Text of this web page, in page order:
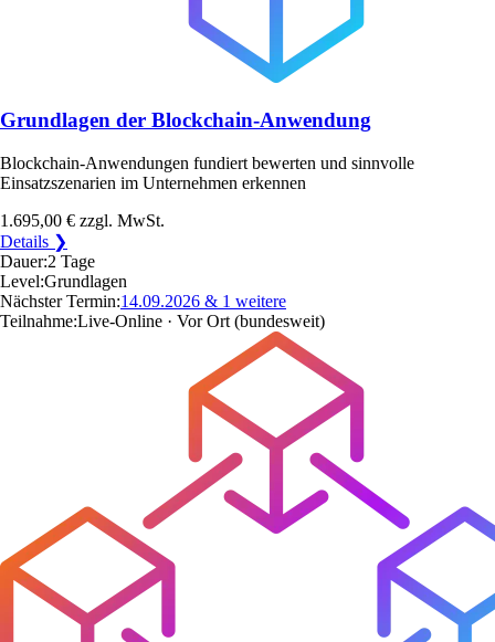
Grundlagen der Blockchain-Anwendung
Blockchain-Anwendungen fundiert bewerten und sinnvolle
Einsatzszenarien im Unternehmen erkennen
1.695,00 € zzgl. MwSt.
Details ❯
Dauer:2 Tage
Level:Grundlagen
Nächster Termin:14.09.2026 & 1 weitere
Teilnahme:Live-Online · Vor Ort (bundesweit)